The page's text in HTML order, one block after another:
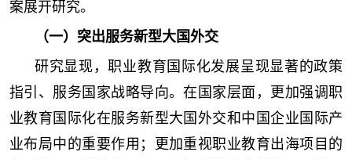
案展开研究。
（一）突出服务新型大国外交
研究显现，职业教育国际化发展呈现显著的政策
指引、服务国家战略导向。在国家层面，更加强调职
业教育国际化在服务新型大国外交和中国企业国际产
业布局中的重要作用；更加重视职业教育出海项目的